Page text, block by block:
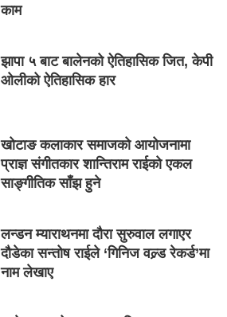
काम
झापा ५ बाट बालेनको ऐतिहासिक जित, केपी
ओलीको ऐतिहासिक हार
खोटाङ कलाकार समाजको आयोजनामा
प्राज्ञ संगीतकार शान्तिराम राईको एकल
साङ्गीतिक साँझ हुने
लन्डन म्याराथनमा दौरा सुरुवाल लगाएर
दौडेका सन्तोष राईले ‘गिनिज वल्र्ड रेकर्ड’मा
नाम लेखाए